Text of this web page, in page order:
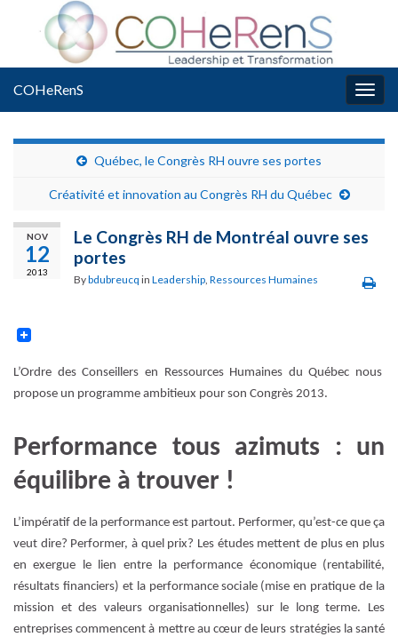
COHeRenS
Québec, le Congrès RH ouvre ses portes
Créativité et innovation au Congrès RH du Québec
NOV
12
2013
Le Congrès RH de Montréal ouvre ses
portes
Bybdubreucq in Leadership Ressources Humaines
L’Ordre des Conseillers en Ressources Humaines du Québec nous
propose un programme ambitieux pour son Congrès 2013.
Performance tous azimuts : un
équilibre à trouver !
L’impératif de la performance est partout. Performer, qu’est-ce que ça
veut dire? Performer, à quel prix? Les études mettent de plus en plus
en exergue le lien entre la performance économique (rentabilité,
résultats financiers) et la performance sociale (mise en pratique de la
mission et des valeurs organisationnelles) sur le long terme. Les
entreprises commencent à mettre au cœur de leurs stratégies la santé